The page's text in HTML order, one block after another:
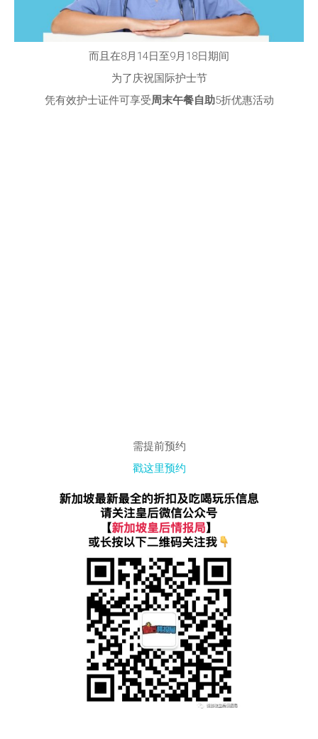
而且在8月14日至9月18日期间
为了庆祝国际护士节
凭有效护士证件可享受周末午餐自助5折优惠活动
需提前预约
戳这里预约